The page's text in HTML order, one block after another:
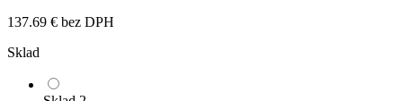
137.69 € bez DPH
Sklad